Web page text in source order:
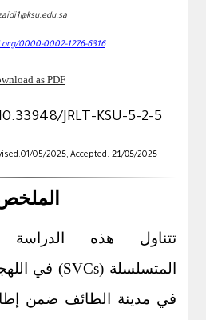
0000-0002-1276-6316
as PDF
JRLT-KSU-5-2-5
05/2025; Accepted: 21/05/2025
تتناول هذه الدراسة
المتسلسلة (SVCs) في
في مدينة الطائف ضمن